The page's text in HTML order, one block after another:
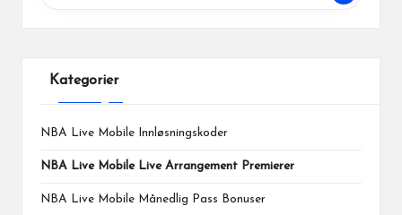
Kategorier
NBA Live Mobile Innløsningskoder
NBA Live Mobile Live Arrangement Premierer
NBA Live Mobile Månedlig Pass Bonuser